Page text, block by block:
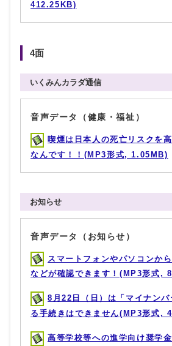
412.25KB)
4面
いくみんカラダ通信
音声データ（健康・福祉）
喫煙は日本人の死亡リスクを
なんです！！(MP3形式, 1.05MB)
お知らせ
音声データ（お知らせ）
スマートフォンやパソコンか
などが確認できます！(MP3形式,
8月22日（日）は「マイナン
る手続きはできません(MP3形式,
高等学校等への進学向け奨学